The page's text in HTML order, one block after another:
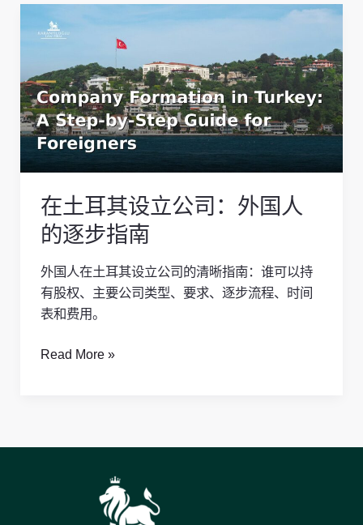
在土耳其设立公司：外国人
的逐步指南
外国人在土耳其设立公司的清晰指南：谁可以持
有股权、主要公司类型、要求、逐步流程、时间
表和费用。
土
其
设
立
公
司：
国
人
的
逐
步
指
Read More »